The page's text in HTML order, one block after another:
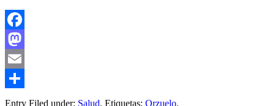
Facebook
Mastodon
Email
Compartir
Entry Filed under: Salud. Etiquetas: Orzuelo.